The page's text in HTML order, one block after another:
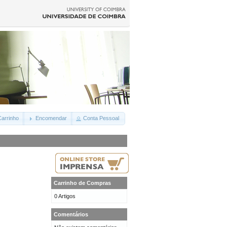
Encomendar Conta Pessoal
Carrinho de Compras
0 Artigos
Comentários